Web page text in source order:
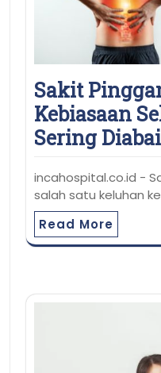
Sakit
Kebiasaan
Sering
incahospital.co.id -
salah satu keluhan
Read More